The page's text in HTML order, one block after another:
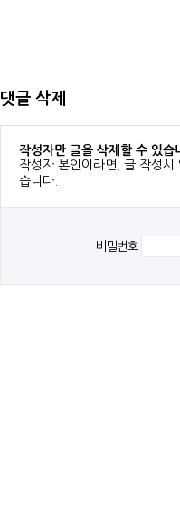
댓글 삭제
작성자만 글을 삭제할 수 있습
작성자 본인이라면, 글 작성
습니다.
비밀번호